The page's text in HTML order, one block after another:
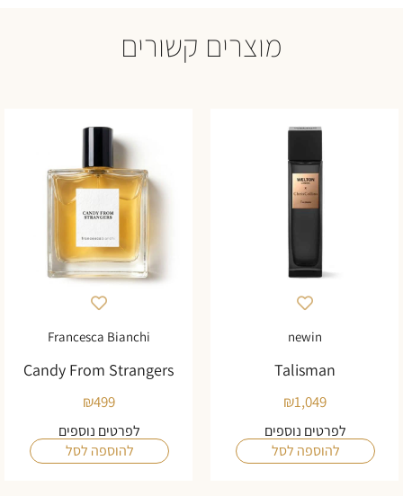
מוצרים קשורים
newin
Talisman
₪1,049
לפרטים נוספים
להוספה לסל
Francesca Bianchi
Candy From Strangers
₪499
לפרטים נוספים
להוספה לסל